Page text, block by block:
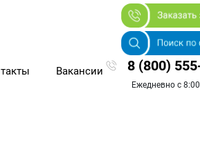
Вакансии 8 (800)
Ежедневно с